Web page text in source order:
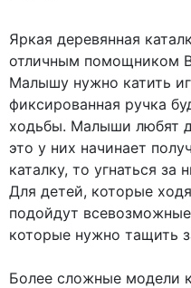
Яркая деревянная
отличным помощником
Малышу нужно катить
фиксированная ручка
ходьбы. Малыши любят
это у них начинает
каталку, то угнаться
Для детей, которые
подойдут
которые нужно тащить
Более сложные модели